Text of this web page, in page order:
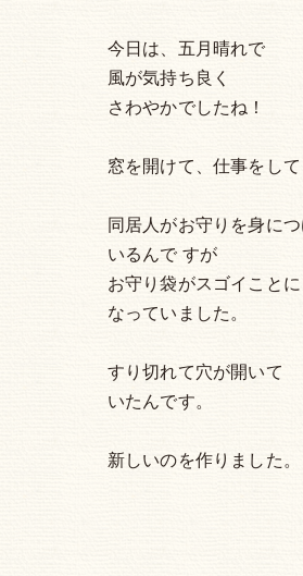
今日は、五月晴れで
風が気持ち良く
さわやかでしたね！
窓を開けて、仕事をして
同居人がお守りを身につ
いるんで すが
お守り袋がスゴイことに
なっていました。
すり切れて穴が開いて
いたんです。
新しいのを作りました。